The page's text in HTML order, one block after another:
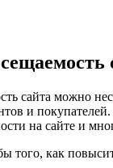
сайта можно
и
на сайте и
того, как